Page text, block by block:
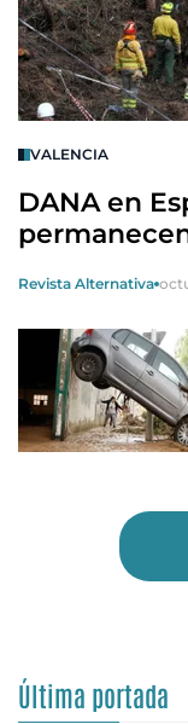
VALENCIA
DANA en
Revista Alternativa
Última portada